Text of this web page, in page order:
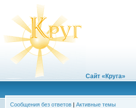
Сайт «Круга»
Сообщения без ответов | Активные темы